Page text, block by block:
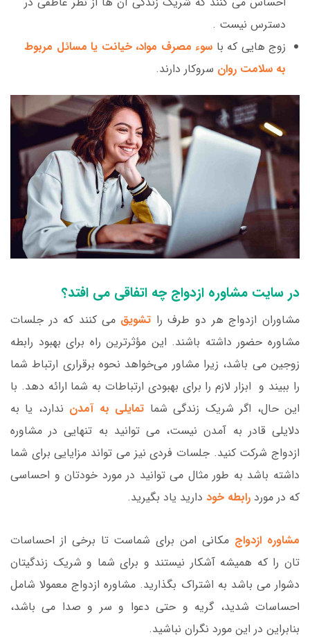
دسترس نیست .
زوج هایی که با سوء مصرف مواد، خیانت یا مسائل مربوط
به سلامت روان سروکار دارند.
در سایت مشاوره ازدواج چه اتفاقی می افتد؟
مشاوران ازدواج هر دو طرف را تشویق می کنند که در جلسات
مشاوره حضور داشته باشند. این مؤثرترین راه برای بهبود رابطه
زوجین می باشد، زیرا مشاور می‌خواهد نحوه برقراری ارتباط شما
را ببیند و ابزار لازم را برای بهبودی ارتباطات به شما ارائه دهد. با
این حال، اگر شریک زندگی شما تمایلی به آمدن ندارد، یا به
دلایلی قادر به آمدن نیست، می توانید به تنهایی در مشاوره
ازدواج شرکت کنید. جلسات فردی نیز می تواند مزایایی برای شما
داشته باشد به طور مثال می توانید در مورد خودتان و احساسی
که در مورد رابطه خود دارید یاد بگیرید.
مشاوره ازدواج مکانی امن برای شماست تا برخی از احساسات
تان را که همیشه آشکار نیستند و برای شما و شریک زندگیتان
دشوار می باشد به اشتراک بگذارید. مشاوره ازدواج معمولا شامل
احساسات شدید، گریه و حتی دعوا و سر و صدا می باشد،
بنابراین در این مورد نگران نباشید.